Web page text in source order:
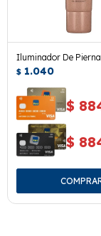
Iluminador De
Hansen Airbrush Legs
$ 1.040
$
$